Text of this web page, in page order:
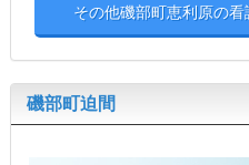
その他磯部町恵利原の
磯部町迫間